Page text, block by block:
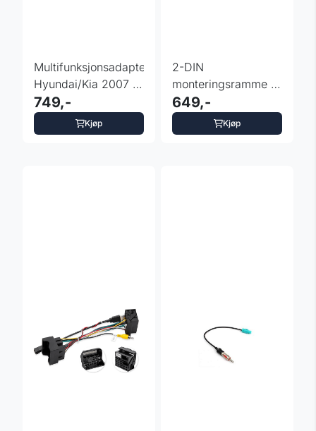
Multifunksjonsadapter
Hyundai/Kia 2007 -
2015
749,-
Kjøp
2-DIN
monteringsramme -
Sølv - Hyundai i20 -
2008 - 2011
649,-
Kjøp